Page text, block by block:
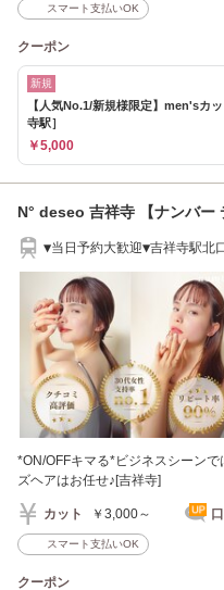
スマート支払いOK
クーポン
新規
【人気No.1/新規様限定】men'sカ
寺駅］
￥5,000
N° deseo 吉祥寺 【ナンバー
▼当日予約大歓迎▼吉祥寺駅
*ON/OFFキマる*ビジネスシーン
ズヘアはお任せ♪[吉祥寺]
カット ￥3,000～
スマート支払いOK
クーポン